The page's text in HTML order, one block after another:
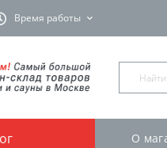
Время работы
О